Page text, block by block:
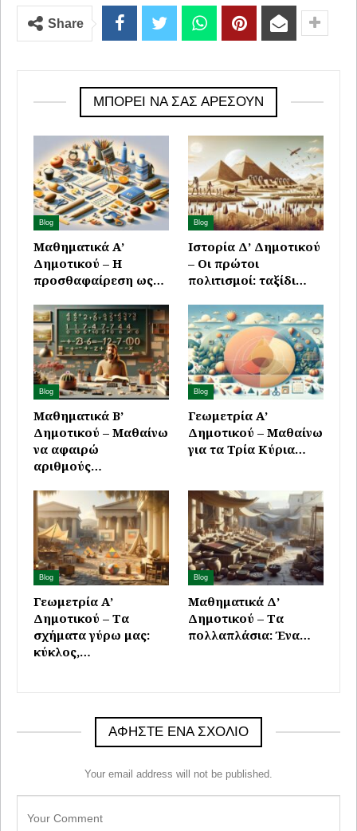
Share
ΜΠΟΡΕΊ ΝΑ ΣΑΣ ΑΡΈΣΟΥΝ
Blog
Μαθηματικά Α’
Δημοτικού – Η
προσθαφαίρεση ως…
Blog
Ιστορία Δ’ Δημοτικού
– Οι πρώτοι
πολιτισμοί: ταξίδι…
Blog
Μαθηματικά Β’
Δημοτικού – Μαθαίνω
να αφαιρώ
αριθμούς…
Blog
Γεωμετρία Α’
Δημοτικού – Μαθαίνω
για τα Τρία Κύρια…
Blog
Γεωμετρία Α’
Δημοτικού – Τα
σχήματα γύρω μας:
κύκλος,…
Blog
Μαθηματικά Δ’
Δημοτικού – Τα
πολλαπλάσια: Ένα…
ΑΦΉΣΤΕ ΈΝΑ ΣΧΌΛΙΟ
Your email address will not be published.